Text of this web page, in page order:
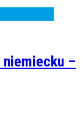
niemiecku –